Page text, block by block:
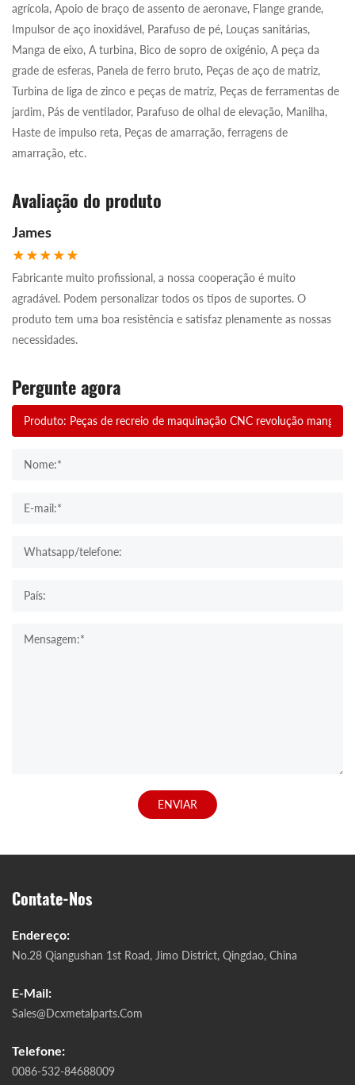
agrícola, Apoio de braço de assento de aeronave, Flange grande,
Impulsor de aço inoxidável, Parafuso de pé, Louças sanitárias,
Manga de eixo, A turbina, Bico de sopro de oxigénio, A peça da
grade de esferas, Panela de ferro bruto, Peças de aço de matriz,
Turbina de liga de zinco e peças de matriz, Peças de ferramentas de
jardim, Pás de ventilador, Parafuso de olhal de elevação, Manilha,
Haste de impulso reta, Peças de amarração, ferragens de
amarração, etc.
Avaliação do produto
James
Fabricante muito profissional, a nossa cooperação é muito
agradável. Podem personalizar todos os tipos de suportes. O
produto tem uma boa resistência e satisfaz plenamente as nossas
necessidades.
Pergunte agora
ENVIAR
Contate-Nos
Endereço:
No.28 Qiangushan 1st Road, Jimo District, Qingdao, China
E-Mail:
Sales@dcxmetalparts.com
Telefone:
0086-532-84688009